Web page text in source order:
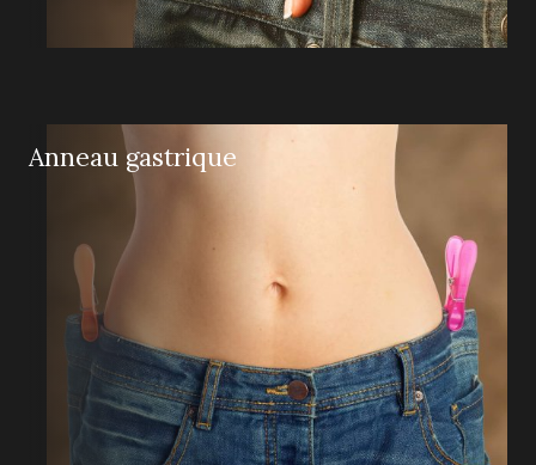
Anneau gastrique